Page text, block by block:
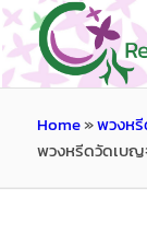
Home»พวงห
พวงหรีดวัดเบ